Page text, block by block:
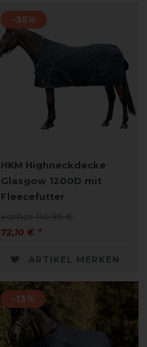
-35%
HKM Highneckdecke
Glasgow 1200D mit
Fleecefutter
vorher 110,95 €
72,10 € *
ARTIKEL MERKEN
-13%